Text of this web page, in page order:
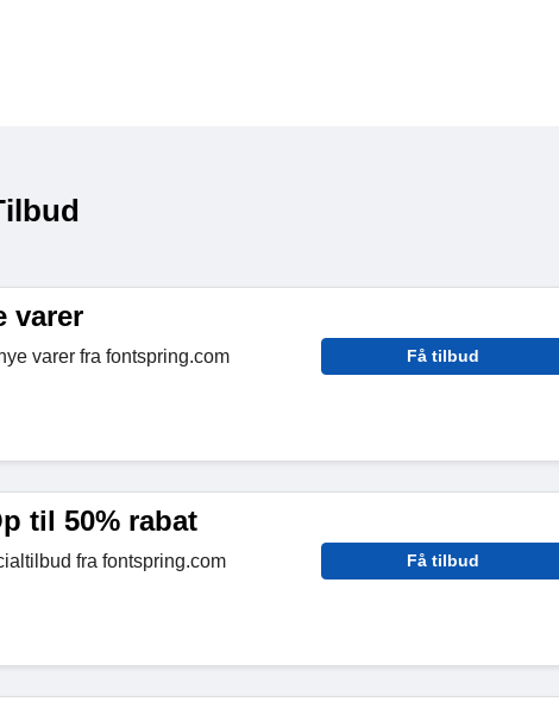
varer
varer fra fontspring.com Få tilbud
til 50% rabat
fra fontspring.com Få tilbud